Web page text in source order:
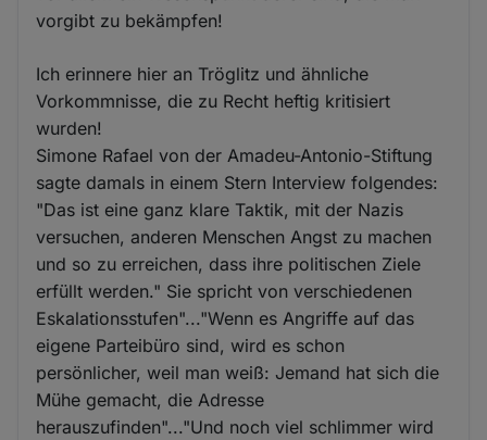
vorgibt zu bekämpfen!
Ich erinnere hier an Tröglitz und ähnliche
Vorkommnisse, die zu Recht heftig kritisiert
wurden!
Simone Rafael von der Amadeu-Antonio-Stiftung
sagte damals in einem Stern Interview folgendes:
"Das ist eine ganz klare Taktik, mit der Nazis
versuchen, anderen Menschen Angst zu machen
und so zu erreichen, dass ihre politischen Ziele
erfüllt werden." Sie spricht von verschiedenen
Eskalationsstufen"..."Wenn es Angriffe auf das
eigene Parteibüro sind, wird es schon
persönlicher, weil man weiß: Jemand hat sich die
Mühe gemacht, die Adresse
herauszufinden"..."Und noch viel schlimmer wird